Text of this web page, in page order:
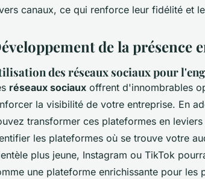
canaux, ce qui renforce leur fidélité et
de la présence
des réseaux sociaux pour
réseaux sociaux offrent d'innombrables
la visibilité de votre entreprise. En
transformer ces plateformes en
les plateformes où se trouve votre
plus jeune, Instagram ou TikTok
une plateforme enrichissante pour les